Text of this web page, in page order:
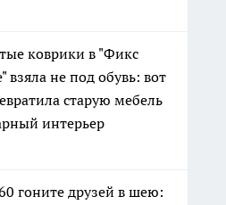
коврики в "Фикс
взяла не под обувь: вот
старую мебель
интерьер
гоните друзей в шею: